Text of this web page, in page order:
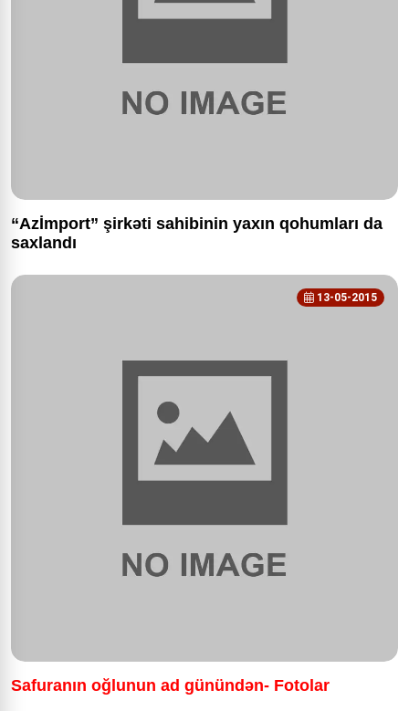
“Azİmport” şirkəti sahibinin yaxın qohumları da
saxlandı
13-05-2015
Safuranın oğlunun ad günündən- Fotolar